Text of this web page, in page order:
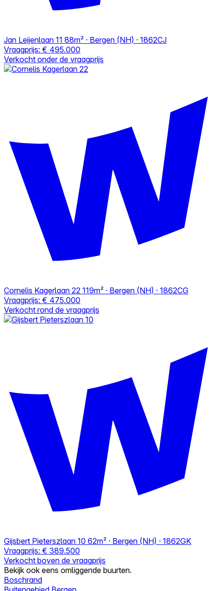
Jan Leijenlaan 11 88m² · Bergen (NH) · 1862CJ
Vraagprijs: € 495.000
Verkocht onder de vraagprijs
Cornelis Kagerlaan 22 119m² · Bergen (NH) · 1862CG
Vraagprijs: € 475.000
Verkocht rond de vraagprijs
Gijsbert Pieterszlaan 10 62m² · Bergen (NH) · 1862GK
Vraagprijs: € 389.500
Verkocht boven de vraagprijs
Bekijk ook eens omliggende buurten.
Boschrand